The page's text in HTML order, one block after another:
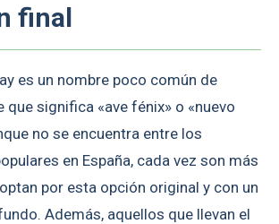
final
es un nombre poco común de
que significa «ave fénix» o «nuevo
no se encuentra entre los
en España, cada vez son más
por esta opción original y con un
Además, aquellos que llevan el